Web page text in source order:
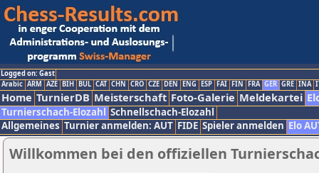
Logged on: Gast
Arabic ARM AZE BIH BUL CAT CHN CRO CZE DEN ENG ESP FAI FIN FRA GER GRE INA
Home TurnierDB Meisterschaft Foto-Galerie Meldekartei
Turnierschach-Elozahl Schnellschach-Elozahl
Allgemeines Turnier anmelden: AUT FIDE Spieler anmelden Elo
Willkommen bei den offiziellen